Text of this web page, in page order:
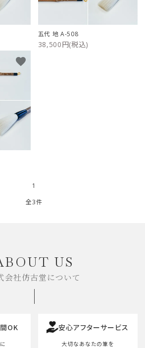
五代 地 A-508
38,500円(税込)
favorite
1
全3件
検索する
US
会社仿古堂について
OK 安心アフターサービス
大切なあなたの筆を